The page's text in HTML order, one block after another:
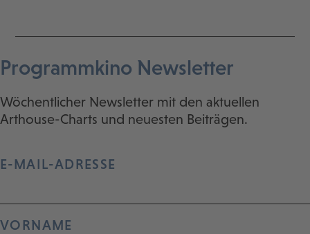
Programmkino Newsletter
Wöchentlicher Newsletter mit den aktuellen
Arthouse-Charts und neuesten Beiträgen.
E-MAIL-ADRESSE
VORNAME